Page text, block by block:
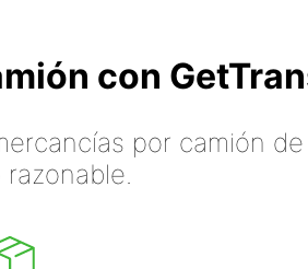
con
por camión